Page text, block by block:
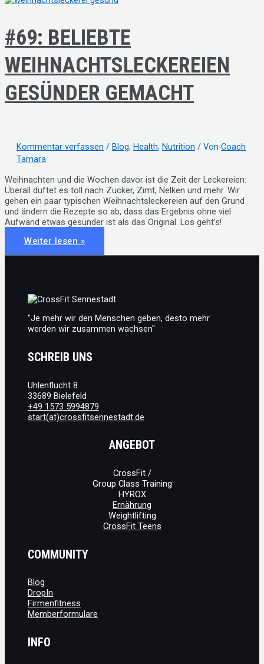
#69: BELIEBTE
WEIHNACHTSLECKEREIEN
GESÜNDER GEMACHT
Kommentar verfassen / Blog, Health, Nutrition / Von Coach
Tamara
Weihnachten und die Wochen davor ist die Zeit der Leckereien:
Überall duftet es toll nach Zucker, Zimt, Nelken und mehr. Wir
gehen ein paar typischen Weihnachtsleckereien auf den Grund
und ändern die Rezepte so ab, dass das Ergebnis ohne viel
Aufwand etwas gesünder ist als das Original. Los geht’s!
#69:
BELIEBTE
WEIHNACHTSLECKEREIEN
Weiter lesen »
"Je mehr wir den Menschen geben, desto mehr
werden wir zusammen wachsen"
SCHREIB UNS
Uhlenflucht 8
33689 Bielefeld
+49 1573 5994879
start(at)crossfitsennestadt.de
ANGEBOT
CrossFit /
Group Class Training
HYROX
Ernährung
Weightlifting
CrossFit Teens
COMMUNITY
Blog
DropIn
Firmenfitness
Memberformulare
INFO